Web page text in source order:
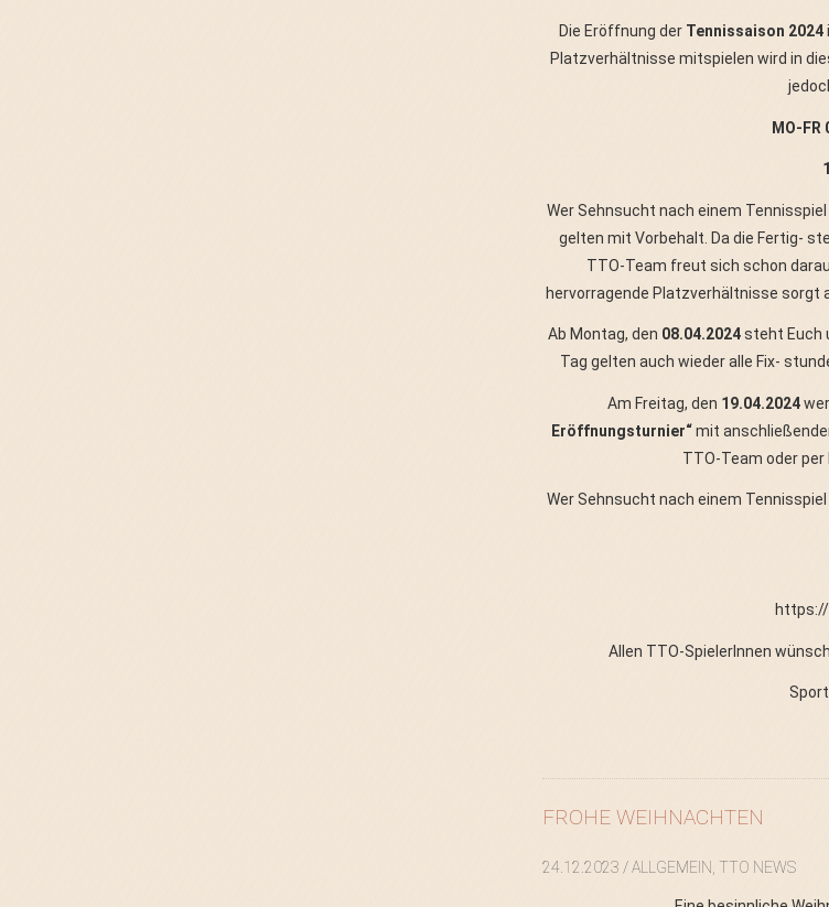
Die Eröffnung der Tennissaison 2024
Platzverhältnisse mitspielen wird in
MO-FR
Wer Sehnsucht nach einem
gelten mit Vorbehalt. Da die Fertig-
TTO-Team freut sich schon
hervorragende Platzverhältnisse sorgt
Ab Montag, den 08.04.2024steht Euch
Tag gelten auch wieder alle Fix-
Am Freitag, den 19.04.2024
Eröffnungsturnier“mit
TTO-Team oder
Wer Sehnsucht nach einem
Allen TTO-SpielerInnen
FROHE WEIHNACHTEN
24.12.2023 / ALLGEMEIN, TTO NEWS